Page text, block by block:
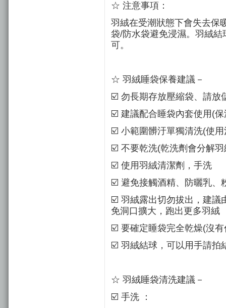
☆ 注意事項：
羽絨在受潮狀態下會失去保
袋/防水袋避免浸濕。羽絨
可。
☆ 羽絨睡袋保養建議－
☑️ 勿長期存放壓縮袋、請放
☑️ 建議配合睡袋內套使用(
☑️ 小範圍髒汙單獨清洗(使
☑️ 不要乾洗(乾洗劑會分解
☑️ 使用羽絨清潔劑，手洗
☑️ 避免接觸酒精、防曬乳、
☑️ 羽絨露出切勿拔出，建議
免洞口擴大，跑出更多羽絨
☑️ 要確定睡袋完全乾燥(沒
☑️ 羽絨結球，可以用手請拍
☆ 羽絨睡袋清洗建議－
☑️ 手洗 ：